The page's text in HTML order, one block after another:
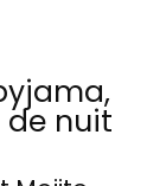
nuit